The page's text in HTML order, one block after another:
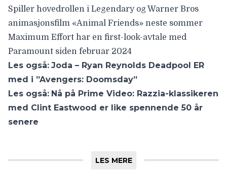
Spiller hovedrollen i Legendary og Warner Bros
animasjonsfilm «Animal Friends» neste sommer
Maximum Effort har en first-look-avtale med
Paramount siden februar 2024
Les også: Joda – Ryan Reynolds Deadpool ER
med i ”Avengers: Doomsday”
Les også: Nå på Prime Video: Razzia-klassikeren
med Clint Eastwood er like spennende 50 år
senere
LES MERE